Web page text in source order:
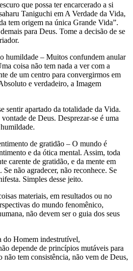
que possa ter encarcerado a si
Taniguchi em A Verdade da Vida,
tem origem na única Grande Vida”.
para Deus. Tome a decisão de se
humildade – Muitos confundem anular
coisa não tem nada a ver com a
de um centro para convergirmos em
e verdadeiro, a Imagem
sentir apartado da totalidade da Vida.
de Deus. Desprezar-se é uma
de gratidão – O mundo é
e da ótica mental. Assim, toda
carente de gratidão, e da mente em
não agradecer, não reconhece. Se
Simples desse jeito.
materiais, em resultados ou no
do mundo fenomênico,
não devem ser o guia dos seus
do Homem indestrutível,
depende de princípios mutáveis para
tem consistência, não vem de Deus,